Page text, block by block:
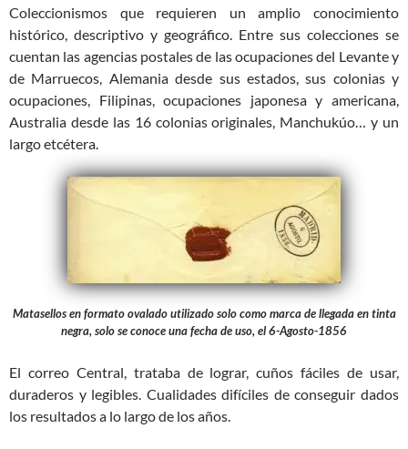
Coleccionismos que requieren un amplio conocimiento
histórico, descriptivo y geográfico. Entre sus colecciones se
cuentan las agencias postales de las ocupaciones del Levante y
de Marruecos, Alemania desde sus estados, sus colonias y
ocupaciones, Filipinas, ocupaciones japonesa y americana,
Australia desde las 16 colonias originales, Manchukúo… y un
largo etcétera.
Matasellos en formato ovalado utilizado solo como marca de llegada en tinta
negra, solo se conoce una fecha de uso, el 6-Agosto-1856
El correo Central, trataba de lograr, cuños fáciles de usar,
duraderos y legibles. Cualidades difíciles de conseguir dados
los resultados a lo largo de los años.